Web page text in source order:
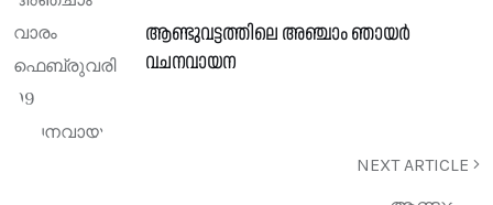
ആണ്ടുവട്ടത്തിലെ അഞ്ചാം ഞായർ
വചനവായന
NEXT ARTICLE